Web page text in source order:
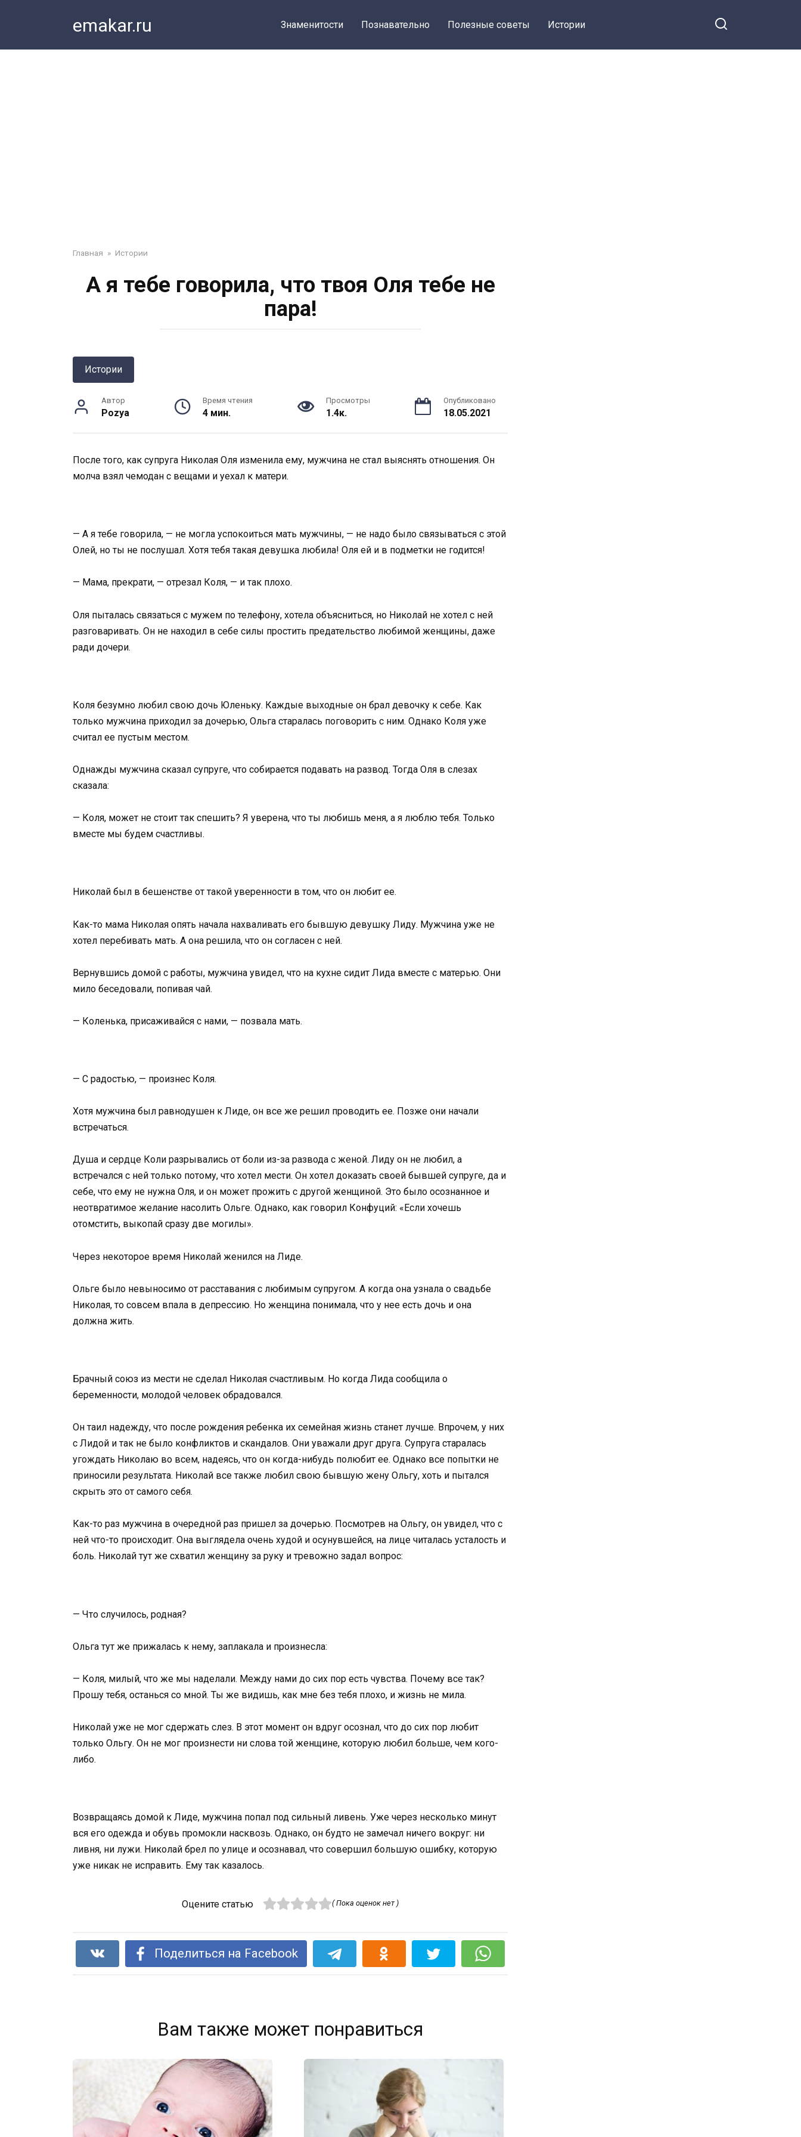
emakar.ru Знаменитости Познавательно Полезные советы Истории
Главная » Истории
А я тебе говорила, что твоя Оля тебе не
пара!
Истории
Автор
Pozya
Время чтения
4 мин.
Просмотры
1.4к.
Опубликовано
18.05.2021
После того, как супруга Николая Оля изменила ему, мужчина не стал выяснять отношения. Он
молча взял чемодан с вещами и уехал к матери.
— А я тебе говорила, — не могла успокоиться мать мужчины, — не надо было связываться с этой
Олей, но ты не послушал. Хотя тебя такая девушка любила! Оля ей и в подметки не годится!
— Мама, прекрати, — отрезал Коля, — и так плохо.
Оля пыталась связаться с мужем по телефону, хотела объясниться, но Николай не хотел с ней
разговаривать. Он не находил в себе силы простить предательство любимой женщины, даже
ради дочери.
Коля безумно любил свою дочь Юленьку. Каждые выходные он брал девочку к себе. Как
только мужчина приходил за дочерью, Ольга старалась поговорить с ним. Однако Коля уже
считал ее пустым местом.
Однажды мужчина сказал супруге, что собирается подавать на развод. Тогда Оля в слезах
сказала:
— Коля, может не стоит так спешить? Я уверена, что ты любишь меня, а я люблю тебя. Только
вместе мы будем счастливы.
Николай был в бешенстве от такой уверенности в том, что он любит ее.
Как-то мама Николая опять начала нахваливать его бывшую девушку Лиду. Мужчина уже не
хотел перебивать мать. А она решила, что он согласен с ней.
Вернувшись домой с работы, мужчина увидел, что на кухне сидит Лида вместе с матерью. Они
мило беседовали, попивая чай.
— Коленька, присаживайся с нами, — позвала мать.
— С радостью, — произнес Коля.
Хотя мужчина был равнодушен к Лиде, он все же решил проводить ее. Позже они начали
встречаться.
Душа и сердце Коли разрывались от боли из-за развода с женой. Лиду он не любил, а
встречался с ней только потому, что хотел мести. Он хотел доказать своей бывшей супруге, да и
себе, что ему не нужна Оля, и он может прожить с другой женщиной. Это было осознанное и
неотвратимое желание насолить Ольге. Однако, как говорил Конфуций: «Если хочешь
отомстить, выкопай сразу две могилы».
Через некоторое время Николай женился на Лиде.
Ольге было невыносимо от расставания с любимым супругом. А когда она узнала о свадьбе
Николая, то совсем впала в депрессию. Но женщина понимала, что у нее есть дочь и она
должна жить.
Брачный союз из мести не сделал Николая счастливым. Но когда Лида сообщила о
беременности, молодой человек обрадовался.
Он таил надежду, что после рождения ребенка их семейная жизнь станет лучше. Впрочем, у них
с Лидой и так не было конфликтов и скандалов. Они уважали друг друга. Супруга старалась
угождать Николаю во всем, надеясь, что он когда-нибудь полюбит ее. Однако все попытки не
приносили результата. Николай все также любил свою бывшую жену Ольгу, хоть и пытался
скрыть это от самого себя.
Как-то раз мужчина в очередной раз пришел за дочерью. Посмотрев на Ольгу, он увидел, что с
ней что-то происходит. Она выглядела очень худой и осунувшейся, на лице читалась усталость и
боль. Николай тут же схватил женщину за руку и тревожно задал вопрос:
— Что случилось, родная?
Ольга тут же прижалась к нему, заплакала и произнесла:
— Коля, милый, что же мы наделали. Между нами до сих пор есть чувства. Почему все так?
Прошу тебя, останься со мной. Ты же видишь, как мне без тебя плохо, и жизнь не мила.
Николай уже не мог сдержать слез. В этот момент он вдруг осознал, что до сих пор любит
только Ольгу. Он не мог произнести ни слова той женщине, которую любил больше, чем кого-
либо.
Возвращаясь домой к Лиде, мужчина попал под сильный ливень. Уже через несколько минут
вся его одежда и обувь промокли насквозь. Однако, он будто не замечал ничего вокруг: ни
ливня, ни лужи. Николай брел по улице и осознавал, что совершил большую ошибку, которую
уже никак не исправить. Ему так казалось.
Оцените статью ( Пока оценок нет )
Поделиться на Facebook
Вам также может понравиться